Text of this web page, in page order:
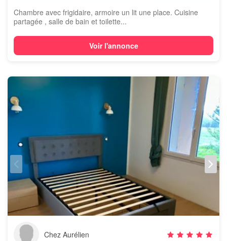
Chambre avec frigidaire, armoire un lit une place. Cuisine
partagée , salle de bain et toilette...
Voir l'annonce
Chez Aurélien